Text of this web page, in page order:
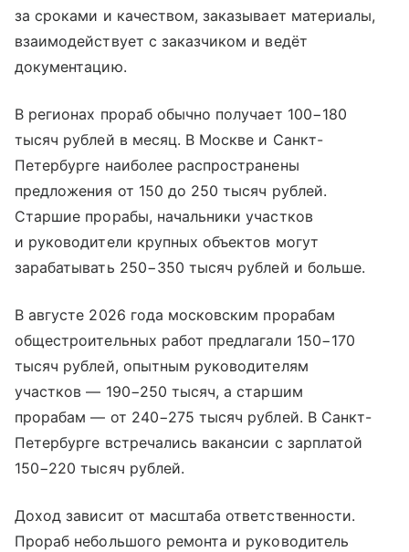
за сроками и качеством, заказывает материалы,
взаимодействует с заказчиком и ведёт
документацию.
В регионах прораб обычно получает 100−180
тысяч рублей в месяц. В Москве и Санкт-
Петербурге наиболее распространены
предложения от 150 до 250 тысяч рублей.
Старшие прорабы, начальники участков
и руководители крупных объектов могут
зарабатывать 250−350 тысяч рублей и больше.
В августе 2026 года московским прорабам
общестроительных работ предлагали 150−170
тысяч рублей, опытным руководителям
участков — 190−250 тысяч, а старшим
прорабам — от 240−275 тысяч рублей. В Санкт-
Петербурге встречались вакансии с зарплатой
150−220 тысяч рублей.
Доход зависит от масштаба ответственности.
Прораб небольшого ремонта и руководитель